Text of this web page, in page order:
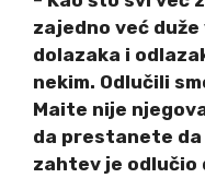
zajedno već
dolazaka i
nekim. Odlučili
Maite nije
da prestanete da
zahtev je odlučio